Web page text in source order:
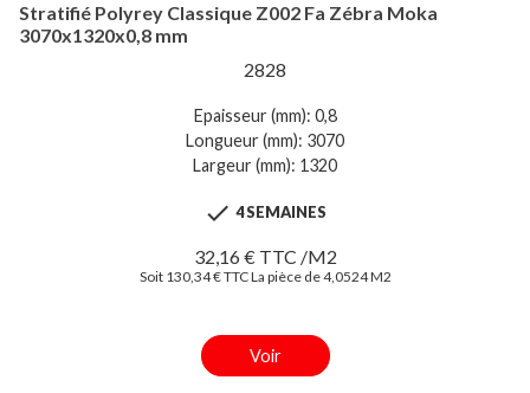
Stratifié Polyrey Classique Z002 Fa Zébra Moka
3070x1320x0,8 mm
2828
Epaisseur (mm): 0,8
Longueur (mm): 3070
Largeur (mm): 1320
 4 SEMAINES
32,16 € TTC /M2
Soit 130,34 € TTC La pièce de 4,0524 M2
Voir